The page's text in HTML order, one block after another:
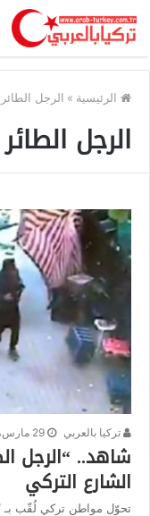
الرئيسية » الرجل الطائر
الرجل الطائر
تركيا بالعربي 29 مارس، 2019
شاهد.. “الرجل
الشارع التركي
تحوّل مواطن تركي لُقّب بـ